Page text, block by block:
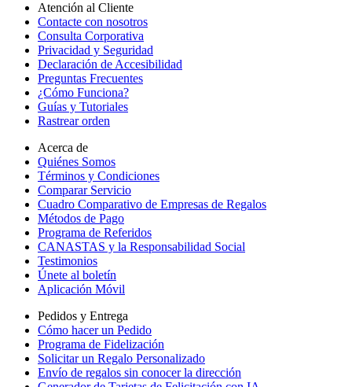
Atención al Cliente
Contacte con nosotros
Consulta Corporativa
Privacidad y Seguridad
Declaración de Accesibilidad
Preguntas Frecuentes
¿Cómo Funciona?
Guías y Tutoriales
Rastrear orden
Acerca de
Quiénes Somos
Términos y Condiciones
Comparar Servicio
Cuadro Comparativo de Empresas de Regalos
Métodos de Pago
Programa de Referidos
CANASTAS y la Responsabilidad Social
Testimonios
Únete al boletín
Aplicación Móvil
Pedidos y Entrega
Cómo hacer un Pedido
Programa de Fidelización
Solicitar un Regalo Personalizado
Envío de regalos sin conocer la dirección